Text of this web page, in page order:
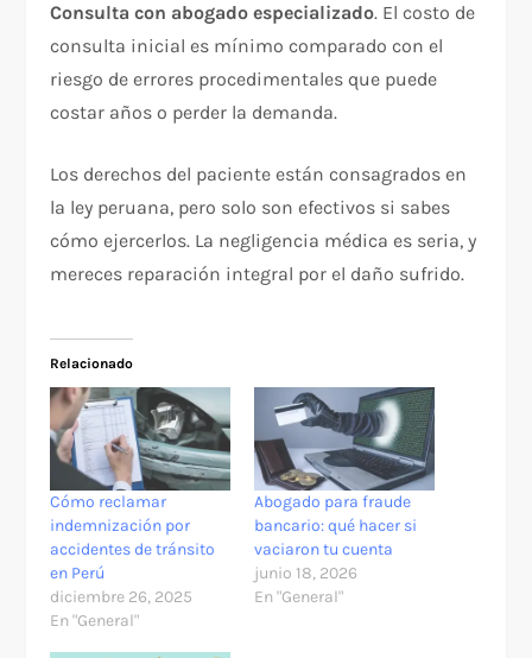
Consulta con abogado especializado. El costo de
consulta inicial es mínimo comparado con el
riesgo de errores procedimentales que puede
costar años o perder la demanda.​
Los derechos del paciente están consagrados en
la ley peruana, pero solo son efectivos si sabes
cómo ejercerlos. La negligencia médica es seria, y
mereces reparación integral por el daño sufrido.​​
Relacionado
Cómo reclamar
indemnización por
accidentes de tránsito
en Perú
diciembre 26, 2025
En "General"
Abogado para fraude
bancario: qué hacer si
vaciaron tu cuenta
junio 18, 2026
En "General"